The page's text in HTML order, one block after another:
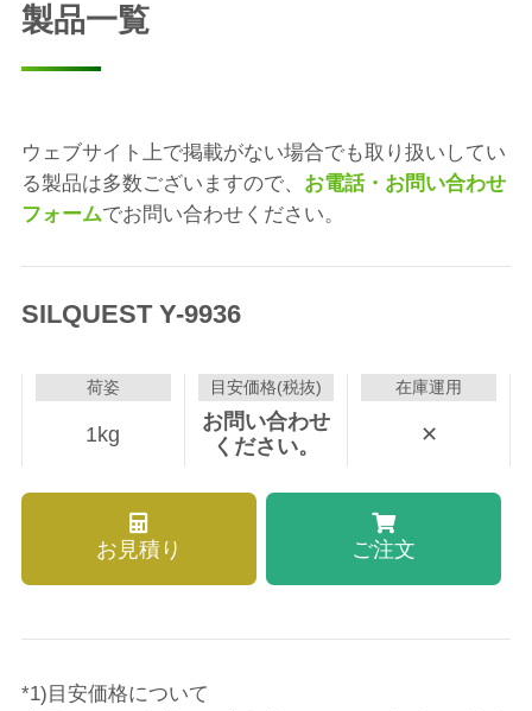
製品一覧
ウェブサイト上で掲載がない場合でも取り扱いしてい
る製品は多数ございますので、 お電話・お問い合わせ
フォームでお問い合わせください。
SILQUEST Y-9936
荷姿
1kg
目安価格(税抜)
お問い合わせ
ください。
在庫運用
✕
お見積り ご注文
*1)目安価格について